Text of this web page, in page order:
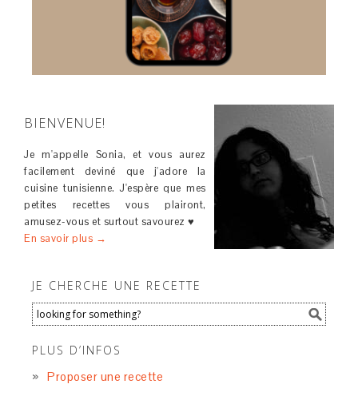
BIENVENUE!
Je m'appelle Sonia, et vous aurez
facilement deviné que j'adore la
cuisine tunisienne. J'espère que mes
petites recettes vous plairont,
amusez-vous et surtout savourez ♥
En savoir plus →
JE CHERCHE UNE RECETTE
PLUS D’INFOS
Proposer une recette